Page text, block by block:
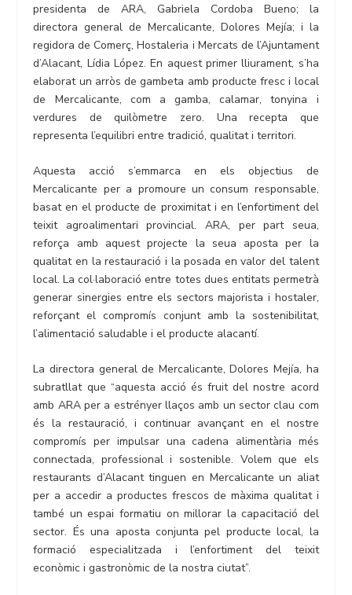
presidenta de ARA, Gabriela Cordoba Bueno; la
directora general de Mercalicante, Dolores Mejía; i la
regidora de Comerç, Hostaleria i Mercats de l’Ajuntament
d’Alacant, Lídia López. En aquest primer lliurament, s’ha
elaborat un arròs de gambeta amb producte fresc i local
de Mercalicante, com a gamba, calamar, tonyina i
verdures de quilòmetre zero. Una recepta que
representa l’equilibri entre tradició, qualitat i territori.
Aquesta acció s’emmarca en els objectius de
Mercalicante per a promoure un consum responsable,
basat en el producte de proximitat i en l’enfortiment del
teixit agroalimentari provincial. ARA, per part seua,
reforça amb aquest projecte la seua aposta per la
qualitat en la restauració i la posada en valor del talent
local. La col·laboració entre totes dues entitats permetrà
generar sinergies entre els sectors majorista i hostaler,
reforçant el compromís conjunt amb la sostenibilitat,
l’alimentació saludable i el producte alacantí.
La directora general de Mercalicante, Dolores Mejía, ha
subratllat que “aquesta acció és fruit del nostre acord
amb ARA per a estrényer llaços amb un sector clau com
és la restauració, i continuar avançant en el nostre
compromís per impulsar una cadena alimentària més
connectada, professional i sostenible. Volem que els
restaurants d’Alacant tinguen en Mercalicante un aliat
per a accedir a productes frescos de màxima qualitat i
també un espai formatiu on millorar la capacitació del
sector. És una aposta conjunta pel producte local, la
formació especialitzada i l’enfortiment del teixit
econòmic i gastronòmic de la nostra ciutat”.